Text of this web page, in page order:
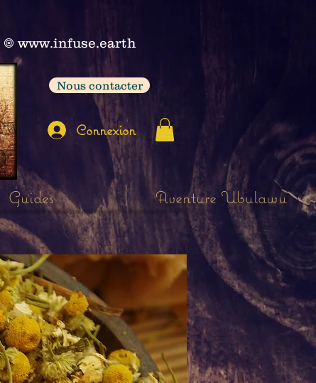
𖣠 www.infuse.earth
Nous contacter
Connexion
Guides Aventure Ubulawu